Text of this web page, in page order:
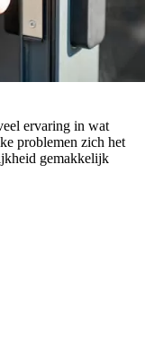
ervaring in wat
problemen zich het
gemakkelijk